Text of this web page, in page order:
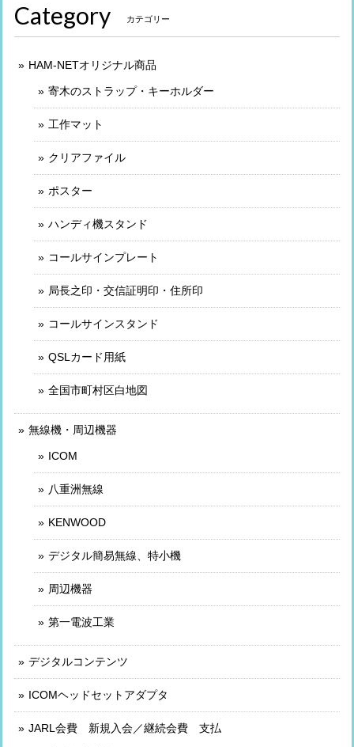
Category カテゴリー
HAM-NETオリジナル商品
寄木のストラップ・キーホルダー
工作マット
クリアファイル
ポスター
ハンディ機スタンド
コールサインプレート
局長之印・交信証明印・住所印
コールサインスタンド
QSLカード用紙
全国市町村区白地図
無線機・周辺機器
ICOM
八重洲無線
KENWOOD
デジタル簡易無線、特小機
周辺機器
第一電波工業
デジタルコンテンツ
ICOMヘッドセットアダプタ
JARL会費 新規入会／継続会費 支払